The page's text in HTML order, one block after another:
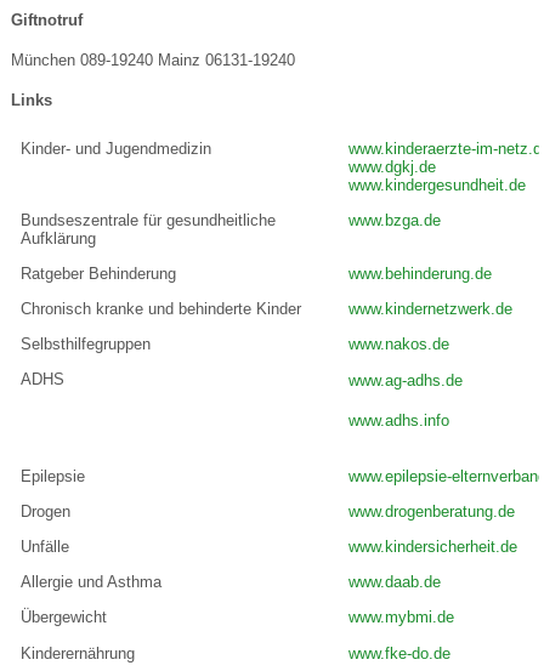
Giftnotruf
München 089-19240 Mainz 06131-19240
Links
Kinder- und Jugendmedizin
www.kinderaerzte-im-
www.dgkj.de
www.kindergesundheit.de
Bundseszentrale für gesundheitliche
Aufklärung
www.bzga.de
Ratgeber Behinderung
www.behinderung.de
Chronisch kranke und behinderte Kinder
www.kindernetzwerk.de
Selbsthilfegruppen
www.nakos.de
ADHS
www.ag-adhs.de
www.adhs.info
Epilepsie
www.epilepsie-
Drogen
www.drogenberatung.de
Unfälle
www.kindersicherheit.de
Allergie und Asthma
www.daab.de
Übergewicht
www.mybmi.de
Kinderernährung
www.fke-do.de